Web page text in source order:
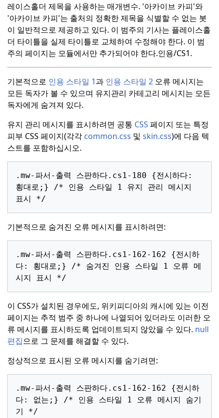
레이스홀더 제목을 사용하는 매개변수. '아카이브 카피'와
'아카이브 카피'는 출처의 정확한 제목을 식별할 수 없는 봇
이 일반적으로 제공하고 있다. 이 범주의 기사는 플레이스홀
더 타이틀을 실제 타이틀로 교체하여 수정해야 한다. 이 범
주의 페이지는 모듈에서만 추가되어야 한다.인용/CS1.
기본적으로 인용 스타일 1과 인용 스타일 2 오류 메시지는
모든 독자가 볼 수 있으며 유지관리 카테고리 메시지는 모든
독자에게 숨겨져 있다.
유지 관리 메시지를 표시하려면 공통 CSS 페이지 또는 특정
피부 CSS 페이지(각각 common.css 및 skin.css)에 다음 텍
스트를 포함하십시오.
. mw-파서-출력 스판하다. cs1-180 {전시하다:
횡대로 ;}
/* 인용 스타일 1 유지 관리 메시지
표시 */
기본적으로 숨겨진 오류 메시지를 표시하려면:
. mw-파서-출력 스판하다. cs1-162-162 {전시하
다: 횡대로 ;}
/* 숨겨진 인용 스타일 1 오류 메
시지 표시 */
이 CSS가 설치된 경우에도, 위키피디아의 캐시에 있는 이전
페이지는 추적 범주 중 하나에 나열되어 있더라도 이러한 오
류 메시지를 표시하도록 업데이트되지 않았을 수 있다. null
편집으로 그 문제를 해결할 수 있다.
정상적으로 표시된 오류 메시지를 숨기려면:
. mw-파서-출력 스판하다. cs1-162-162 {전시하
다: 없는 ;}
/* 인용 스타일 1 오류 메시지 숨기
기 */